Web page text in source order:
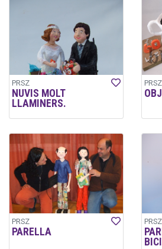
PRSZ
NUVIS MOLT
LLAMINERS.
PRSZ
PRSZ
PARELLA
PRSZ